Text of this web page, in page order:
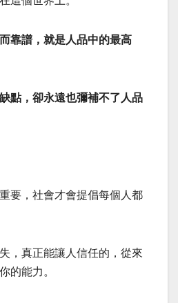
靠譜，就是人品中的最高
點，卻永遠也彌補不了人品
要，社會才會提倡每個人都
，真正能讓人信任的，從來
的能力。